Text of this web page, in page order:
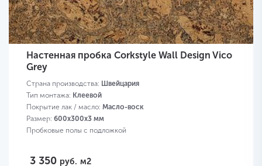
Настенная пробка Corkstyle Wall Design Vico
Grey
Страна производства: Швейцария
Тип монтажа: Клеевой
Покрытие лак / масло: Масло-воск
Размер: 600х300х3 мм
Пробковые полы с подложкой
3 350 руб. м2